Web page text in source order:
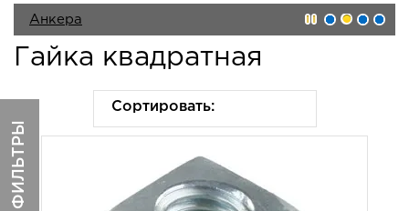
Анкера
Саморезы
Гайка квадратная
ФИЛЬТРЫ
Сортировать: